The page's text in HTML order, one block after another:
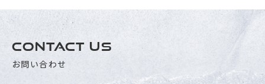
CONTACT US
お問い合わせ